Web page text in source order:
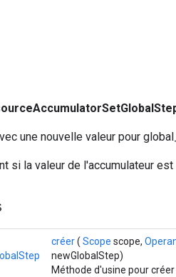
une nouvelle valeur pour
si la valeur de l'accumulateur
créer( Scope scope,
newGlobalStep)
Méthode d'usine pour